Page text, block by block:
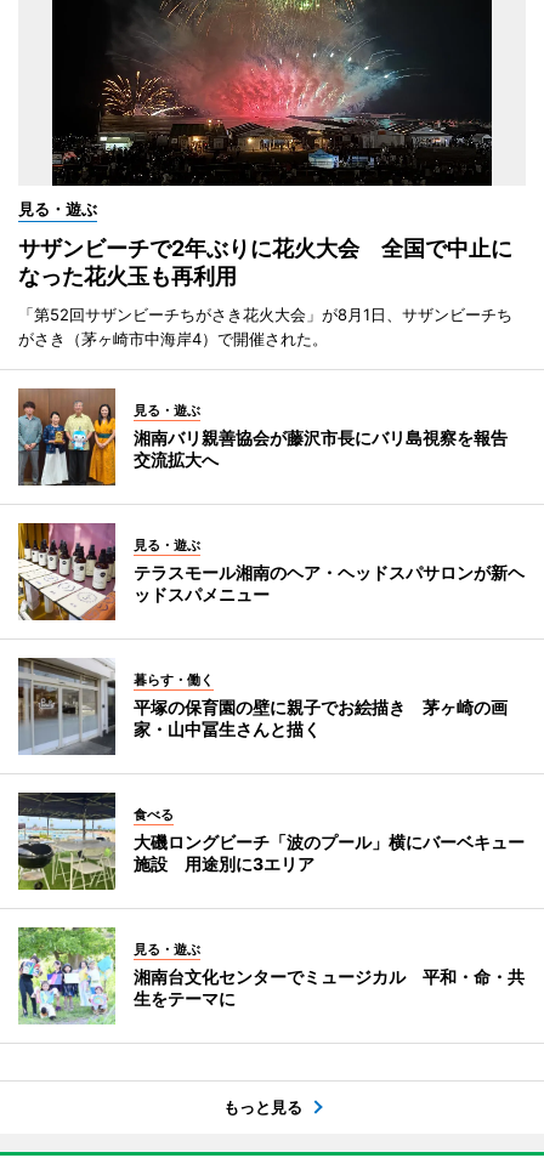
見る・遊ぶ
サザンビーチで2年ぶりに花火大会 全国で中止に
なった花火玉も再利用
「第52回サザンビーチちがさき花火大会」が8月1日、サザンビーチち
がさき（茅ヶ崎市中海岸4）で開催された。
見る・遊ぶ
湘南バリ親善協会が藤沢市長にバリ島視察を報告
交流拡大へ
見る・遊ぶ
テラスモール湘南のヘア・ヘッドスパサロンが新ヘ
ッドスパメニュー
暮らす・働く
平塚の保育園の壁に親子でお絵描き 茅ヶ崎の画
家・山中冨生さんと描く
食べる
大磯ロングビーチ「波のプール」横にバーベキュー
施設 用途別に3エリア
見る・遊ぶ
湘南台文化センターでミュージカル 平和・命・共
生をテーマに
もっと見る